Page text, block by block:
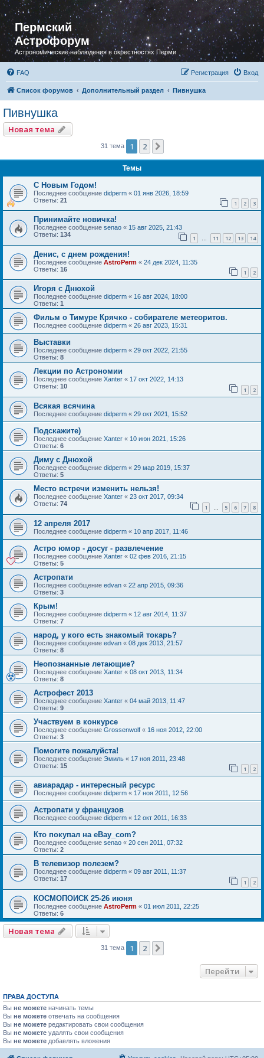
Пермский
Астрофорум
Астрономические наблюдения в окрестностях Перми
FAQ Вход
Регистрация
Список форумов Дополнительный раздел Пивнушка
Пивнушка
Новая тема
31 тема 1 2
Темы
С Новым Годом!
Последнее сообщение didperm « 01 янв 2026, 18:59
Ответы: 21 1 2 3
Принимайте новичка!
Последнее сообщение senao « 15 авг 2025, 21:43
Ответы: 134 1 … 11 12 13 14
Денис, с днем рождения!
Последнее сообщение AstroPerm « 24 дек 2024, 11:35
Ответы: 16 1 2
Игоря с Днюхой
Последнее сообщение didperm « 16 авг 2024, 18:00
Ответы: 1
Фильм о Тимуре Крячко - собирателе метеоритов.
Последнее сообщение didperm « 26 авг 2023, 15:31
Выставки
Последнее сообщение didperm « 29 окт 2022, 21:55
Ответы: 8
Лекции по Астрономии
Последнее сообщение Xanter « 17 окт 2022, 14:13
Ответы: 10 1 2
Всякая всячина
Последнее сообщение didperm « 29 окт 2021, 15:52
Подскажите)
Последнее сообщение Xanter « 10 июн 2021, 15:26
Ответы: 6
Диму с Днюхой
Последнее сообщение didperm « 29 мар 2019, 15:37
Ответы: 5
Место встречи изменить нельзя!
Последнее сообщение Xanter « 23 окт 2017, 09:34
Ответы: 74 1 … 5 6 7 8
12 апреля 2017
Последнее сообщение didperm « 10 апр 2017, 11:46
Астро юмор - досуг - развлечение
Последнее сообщение Xanter « 02 фев 2016, 21:15
Ответы: 5
Астропати
Последнее сообщение edvan « 22 апр 2015, 09:36
Ответы: 3
Крым!
Последнее сообщение didperm « 12 авг 2014, 11:37
Ответы: 7
народ, у кого есть знакомый токарь?
Последнее сообщение edvan « 08 дек 2013, 21:57
Ответы: 8
Неопознанные летающие?
Последнее сообщение Xanter « 08 окт 2013, 11:34
Ответы: 8
Астрофест 2013
Последнее сообщение Xanter « 04 май 2013, 11:47
Ответы: 9
Участвуем в конкурсе
Последнее сообщение Grossenwolf « 16 ноя 2012, 22:00
Ответы: 3
Помогите пожалуйста!
Последнее сообщение Эмиль « 17 ноя 2011, 23:48
Ответы: 15 1 2
авиарадар - интересный ресурс
Последнее сообщение didperm « 17 ноя 2011, 12:56
Астропати у французов
Последнее сообщение didperm « 12 окт 2011, 16:33
Кто покупал на eBay_com?
Последнее сообщение senao « 20 сен 2011, 07:32
Ответы: 2
В телевизор полезем?
Последнее сообщение didperm « 09 авг 2011, 11:37
Ответы: 17 1 2
КОСМОПОИСК 25-26 июня
Последнее сообщение AstroPerm « 01 июл 2011, 22:25
Ответы: 6
Новая тема
31 тема 1 2
Перейти
ПРАВА ДОСТУПА
Вы не можете начинать темы
Вы не можете отвечать на сообщения
Вы не можете редактировать свои сообщения
Вы не можете удалять свои сообщения
Вы не можете добавлять вложения